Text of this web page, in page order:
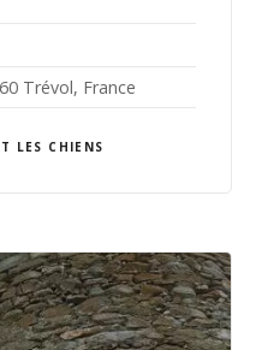
Trévol, France
LES CHIENS